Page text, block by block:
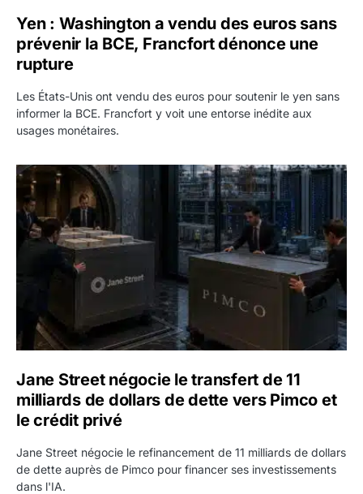
Yen : Washington a vendu des euros sans
prévenir la BCE, Francfort dénonce une
rupture
Les États-Unis ont vendu des euros pour soutenir le yen sans
informer la BCE. Francfort y voit une entorse inédite aux
usages monétaires.
Jane Street négocie le transfert de 11 milliards de
Jane Street négocie le transfert de 11
milliards de dollars de dette vers Pimco et
le crédit privé
Jane Street négocie le refinancement de 11 milliards de dollars
de dette auprès de Pimco pour financer ses investissements
dans l'IA.